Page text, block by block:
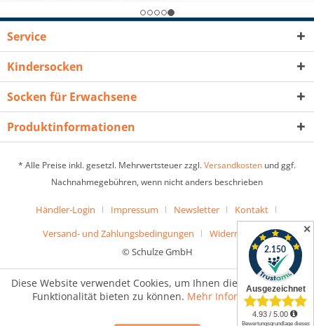
✕
Service
Kindersocken
Socken für Erwachsene
Produktinformationen
* Alle Preise inkl. gesetzl. Mehrwertsteuer zzgl.Versandkosten und ggf.
Nachnahmegebühren, wenn nicht anders beschrieben
Händler-Login Impressum Newsletter
Kontakt
Versand- und Zahlungsbedingungen
Widerrufsrecht
© Schulze GmbH
Diese Website verwendet Cookies, um Ihnen die bestmögliche
Funktionalität bieten zu können. Mehr Informationen